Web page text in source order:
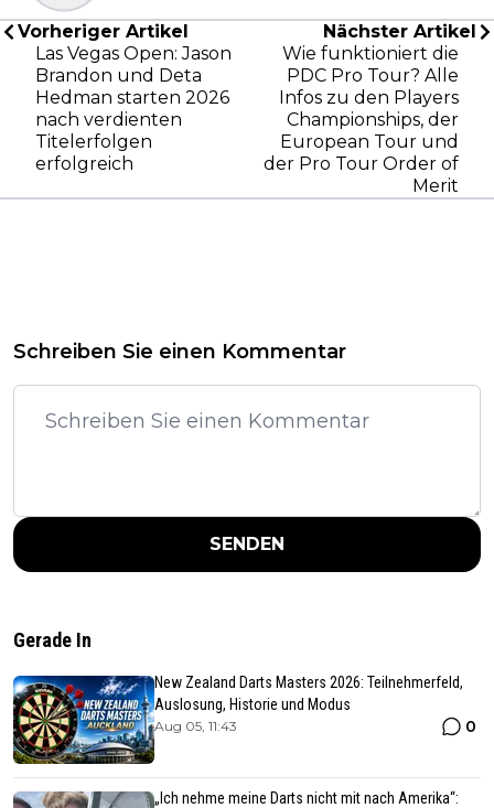
Vorheriger Artikel
Las Vegas Open: Jason
Brandon und Deta
Hedman starten 2026
nach verdienten
Titelerfolgen
erfolgreich
Nächster Artikel
Wie funktioniert die
PDC Pro Tour? Alle
Infos zu den Players
Championships, der
European Tour und
der Pro Tour Order of
Merit
Schreiben Sie einen Kommentar
SENDEN
Gerade In
New Zealand Darts Masters 2026: Teilnehmerfeld,
Auslosung, Historie und Modus
Aug 05, 11:43 0
„Ich nehme meine Darts nicht mit nach Amerika“: